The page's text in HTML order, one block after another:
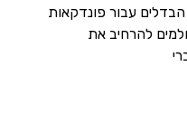
עבור פונדקאות
להרחיב את